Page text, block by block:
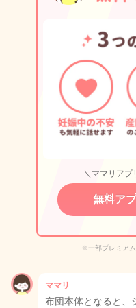
＼ママリアプ
無料ア
※一部プレミア
ママリ
布団本体となると、